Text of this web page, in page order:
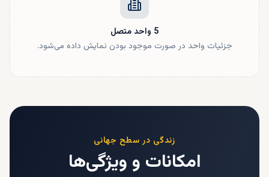
5 واحد متصل
جزئیات واحد در صورت موجود بودن نمایش داده می‌شود.
زندگی در سطح جهانی
امکانات و ویژگی‌ها